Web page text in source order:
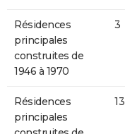
Résidences
principales
construites de
1946 à 1970
3
Résidences
principales
13